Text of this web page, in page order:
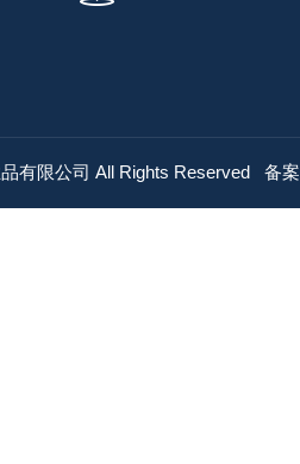
有限公司 All Rights Reserved 备